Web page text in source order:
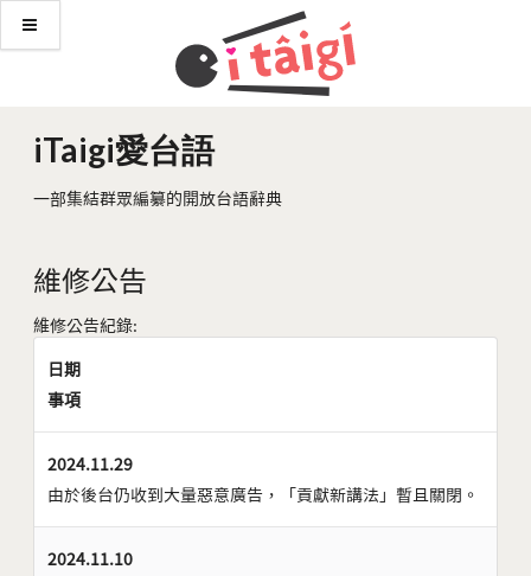
iTaigi愛台語
一部集結群眾編纂的開放台語辭典
維修公告
維修公告紀錄:
日期
事項
2024.11.29
由於後台仍收到大量惡意廣告，「貢獻新講法」暫且關閉。
2024.11.10